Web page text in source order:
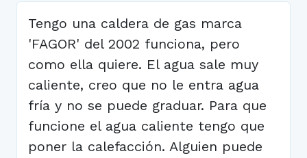
Tengo una caldera de gas marca
'FAGOR' del 2002 funciona, pero
como ella quiere. El agua sale muy
caliente, creo que no le entra agua
fría y no se puede graduar. Para que
funcione el agua caliente tengo que
poner la calefacción. Alguien puede